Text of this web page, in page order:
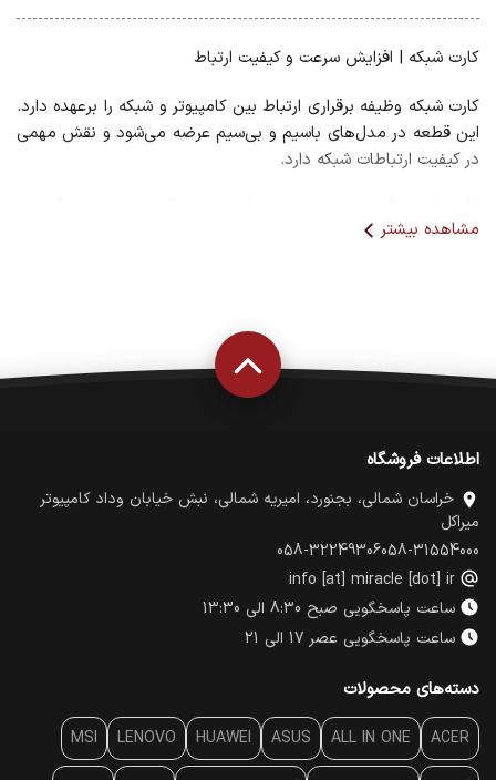
کارت شبکه | افزایش سرعت و کیفیت ارتباط
کارت شبکه وظیفه برقراری ارتباط بین کامپیوتر و شبکه را برعهده دارد.
این قطعه در مدل‌های باسیم و بی‌سیم عرضه می‌شود و نقش مهمی
در کیفیت ارتباطات شبکه دارد.
کارت‌های شبکه جدید از سرعت‌های بسیار بالا پشتیبانی می‌کنند و
برای کاربران حرفه‌ای و سازمانی گزینه‌ای ایده‌آل هستند.
پشتیبانی از استانداردهای جدید
مشاهده بیشتر
اطلاعات فروشگاه
خراسان شمالی، بجنورد، امیریه شمالی، نبش خیابان وداد کامپیوتر
میراکل
058-31554000
058-32249306
info [at] miracle [dot] ir
ساعت پاسخگویی صبح 8:30 الی 13:30
ساعت پاسخگویی عصر 17 الی 21
دسته‌های محصولات
ACER
ALL IN ONE
ASUS
HUAWEI
LENOVO
MSI